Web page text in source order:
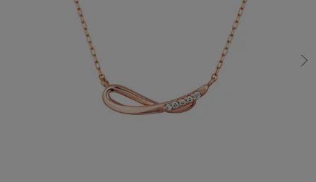
すべてのジュエリー